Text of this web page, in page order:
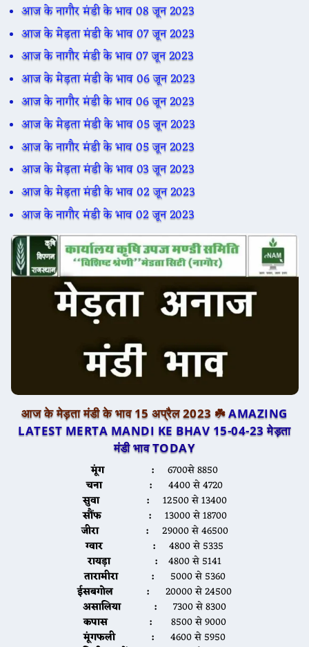
आज के नागौर मंडी के भाव 08 जून 2023
आज के मेड़ता मंडी के भाव 07 जून 2023
आज के नागौर मंडी के भाव 07 जून 2023
आज के मेड़ता मंडी के भाव 06 जून 2023
आज के नागौर मंडी के भाव 06 जून 2023
आज के मेड़ता मंडी के भाव 05 जून 2023
आज के नागौर मंडी के भाव 05 जून 2023
आज के मेड़ता मंडी के भाव 03 जून 2023
आज के मेड़ता मंडी के भाव 02 जून 2023
आज के नागौर मंडी के भाव 02 जून 2023
आज के मेड़ता मंडी के भाव 15 अप्रैल 2023 ☘️AMAZING
LATEST MERTA MANDI KE BHAV 15-04-23 मेड़ता
मंडी भाव TODAY
मूंग :
6700से 8850
चना :
4400 से 4720
सुवा :
12500 से 13400
सौंफ :
13000 से 18700
जीरा :
29000 से 46500
ग्वार :
4800 से 5335
रायड़ा :
4800 से 5141
तारामीरा : 5000 से 5360
ईसबगोल : 20000 से 24500
असालिया :
7300 से 8300
कपास :
8500 से 9000
मूंगफली :
4600 से 5950